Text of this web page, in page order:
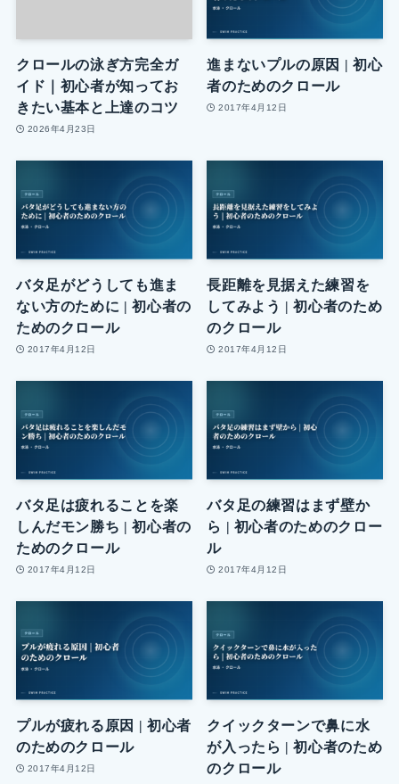
クロールの泳ぎ方完全ガ
イド｜初心者が知ってお
きたい基本と上達のコツ
2026年4月23日
進まないプルの原因 | 初心
者のためのクロール
2017年4月12日
バタ足がどうしても進ま
ない方のために | 初心者の
ためのクロール
2017年4月12日
長距離を見据えた練習を
してみよう | 初心者のため
のクロール
2017年4月12日
バタ足は疲れることを楽
しんだモン勝ち | 初心者の
ためのクロール
2017年4月12日
バタ足の練習はまず壁か
ら | 初心者のためのクロー
ル
2017年4月12日
プルが疲れる原因 | 初心者
のためのクロール
2017年4月12日
クイックターンで鼻に水
が入ったら | 初心者のため
のクロール